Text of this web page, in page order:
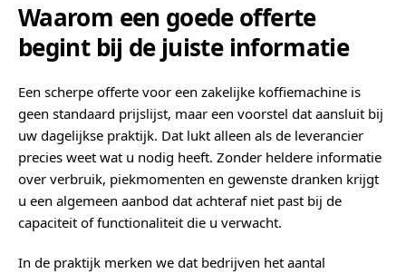
Waarom een goede offerte
begint bij de juiste informatie
Een scherpe offerte voor een zakelijke koffiemachine is
geen standaard prijslijst, maar een voorstel dat aansluit bij
uw dagelijkse praktijk. Dat lukt alleen als de leverancier
precies weet wat u nodig heeft. Zonder heldere informatie
over verbruik, piekmomenten en gewenste dranken krijgt
u een algemeen aanbod dat achteraf niet past bij de
capaciteit of functionaliteit die u verwacht.
In de praktijk merken we dat bedrijven het aantal